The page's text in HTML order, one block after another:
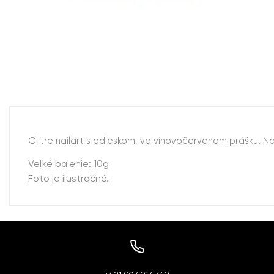
Glitre nailart s odleskom, vo vínovočervenom prášku.
Veľké balenie: 10g
Foto je ilustračné.